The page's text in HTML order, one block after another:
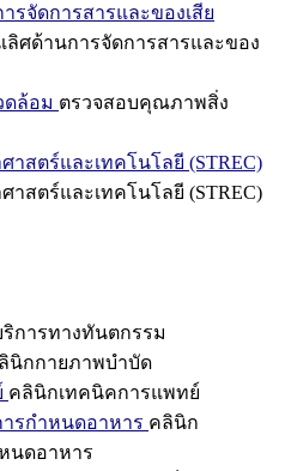
รจัดการสารและของเสีย
ลิศด้านการจัดการสารและของ
ล้อม ตรวจสอบคุณภาพสิ่ง
าสตร์และเทคโนโลยี (STREC)
าสตร์และเทคโนโลยี (STREC)
การทางทันตกรรม
นิกกายภาพบำบัด
คลินิกเทคนิคการแพทย์
รกำหนดอาหาร คลินิก
นดอาหาร